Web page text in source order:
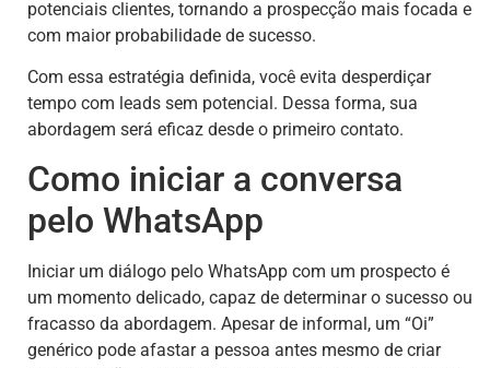
potenciais clientes, tornando a prospecção mais focada e
com maior probabilidade de sucesso.
Com essa estratégia definida, você evita desperdiçar
tempo com leads sem potencial. Dessa forma, sua
abordagem será eficaz desde o primeiro contato.
Como iniciar a conversa
pelo WhatsApp
Iniciar um diálogo pelo WhatsApp com um prospecto é
um momento delicado, capaz de determinar o sucesso ou
fracasso da abordagem. Apesar de informal, um “Oi”
genérico pode afastar a pessoa antes mesmo de criar